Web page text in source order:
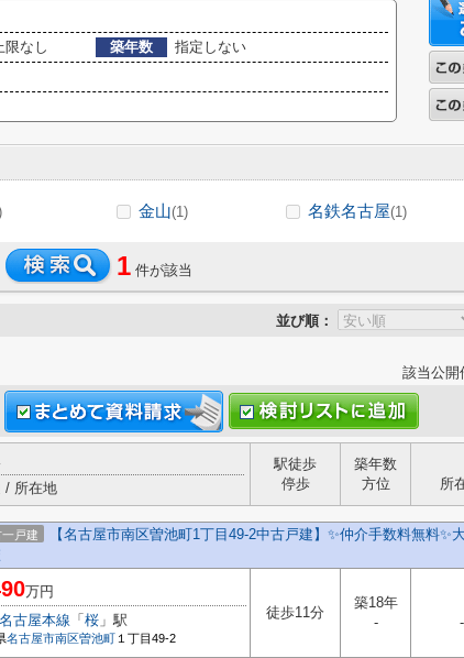
限なし 築年数
指定しない
金山(1) 名鉄名古屋(1)
1 件が該当
並び順：
該当公開
/ 所在地
駅徒歩
停歩
築年数
方位
所
戸建
【名古屋市南区曽池町1丁目49-2中古戸建】✨️仲介手数料無料✨️
万円
古屋本線 「 桜 」駅
名古屋市南区曽池町 １丁目49-2
徒歩11分
築18年
-